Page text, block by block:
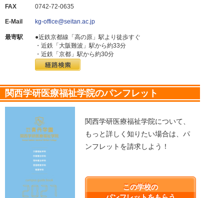
FAX 0742-72-0635
E-Mail kg-office@seitan.ac.jp
最寄駅
●近鉄京都線「高の原」駅より徒歩すぐ
・近鉄「大阪難波」駅から約33分
・近鉄「京都」駅から約30分
関西学研医療福祉学院のパンフレット
関西学研医療福祉学院について、
もっと詳しく知りたい場合は、パ
ンフレットを請求しよう！
この学校の